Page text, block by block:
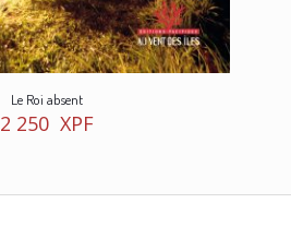
Le Roi absent
2 250 XPF